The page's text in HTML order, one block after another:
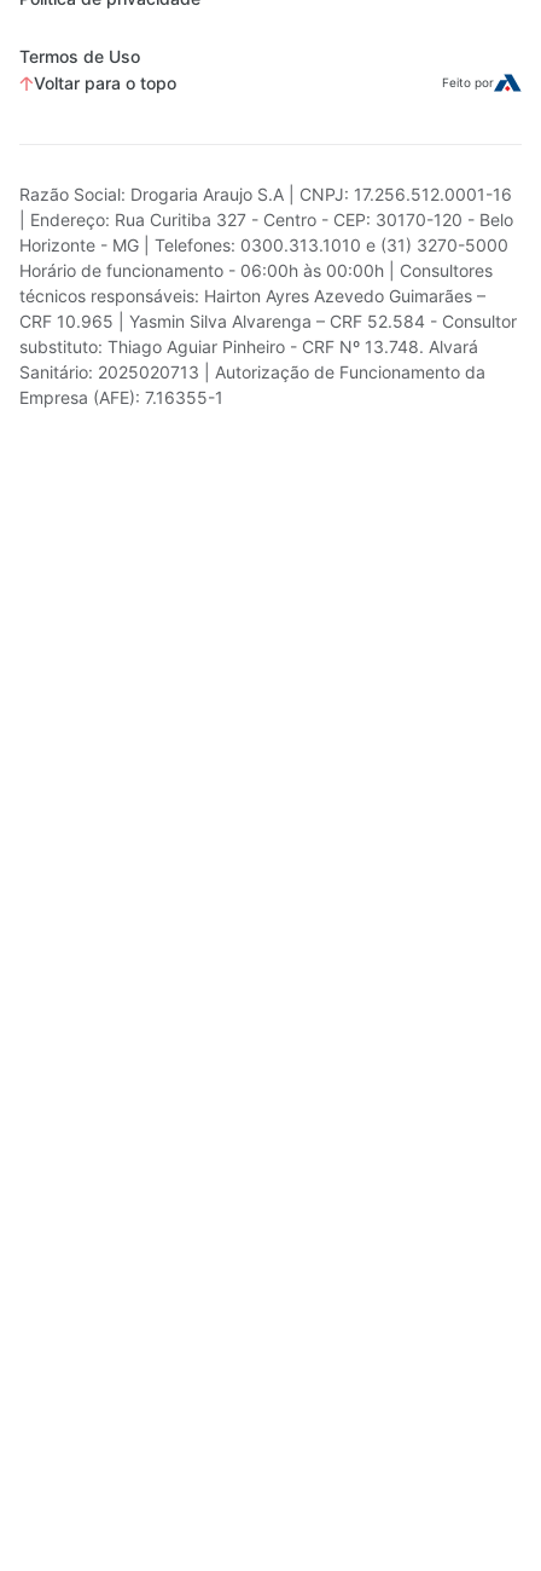
Termos de Uso
Voltar para o topo
Feito por
Razão Social: Drogaria Araujo S.A | CNPJ: 17.256.512.0001-16
| Endereço: Rua Curitiba 327 - Centro - CEP: 30170-120 - Belo
Horizonte - MG | Telefones: 0300.313.1010 e (31) 3270-5000
Horário de funcionamento - 06:00h às 00:00h | Consultores
técnicos responsáveis: Hairton Ayres Azevedo Guimarães –
CRF 10.965 | Yasmin Silva Alvarenga – CRF 52.584 - Consultor
substituto: Thiago Aguiar Pinheiro - CRF Nº 13.748. Alvará
Sanitário: 2025020713 | Autorização de Funcionamento da
Empresa (AFE): 7.16355-1